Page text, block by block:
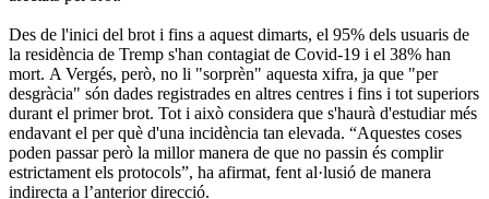
Des de l'inici del brot i fins a aquest dimarts, el 95% dels usuaris de
la residència de Tremp s'han contagiat de Covid-19 i el 38% han
mort. A Vergés, però, no li "sorprèn" aquesta xifra, ja que "per
desgràcia" són dades registrades en altres centres i fins i tot superiors
durant el primer brot. Tot i això considera que s'haurà d'estudiar més
endavant el per què d'una incidència tan elevada. “Aquestes coses
poden passar però la millor manera de que no passin és complir
estrictament els protocols”, ha afirmat, fent al·lusió de manera
indirecta a l’anterior direcció.